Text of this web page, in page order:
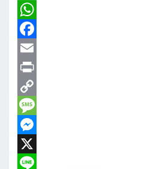
WhatsApp
Facebook
Email
Print
Copy
Link
Message
Messenger
X